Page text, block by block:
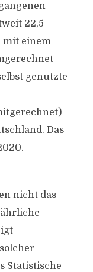
22,5
mit einem
genutzte
Das
nicht das
Statistische